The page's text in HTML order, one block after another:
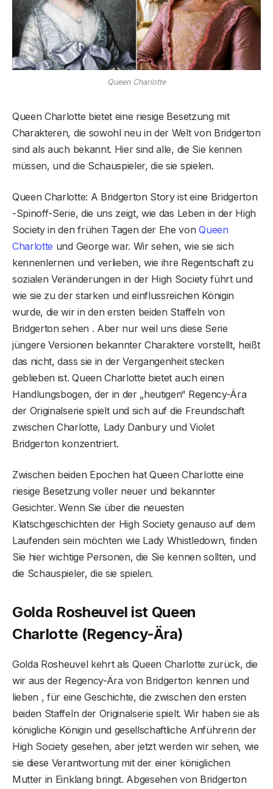
Queen Charlotte
Queen Charlotte bietet eine riesige Besetzung mit
Charakteren, die sowohl neu in der Welt von Bridgerton
sind als auch bekannt. Hier sind alle, die Sie kennen
müssen, und die Schauspieler, die sie spielen.
Queen Charlotte: A Bridgerton Story ist eine Bridgerton
-Spinoff-Serie, die uns zeigt, wie das Leben in der High
Society in den frühen Tagen der Ehe vonQueen
Charlotte und George war. Wir sehen, wie sie sich
kennenlernen und verlieben, wie ihre Regentschaft zu
sozialen Veränderungen in der High Society führt und
wie sie zu der starken und einflussreichen Königin
wurde, die wir in den ersten beiden Staffeln von
Bridgerton sehen . Aber nur weil uns diese Serie
jüngere Versionen bekannter Charaktere vorstellt, heißt
das nicht, dass sie in der Vergangenheit stecken
geblieben ist. Queen Charlotte bietet auch einen
Handlungsbogen, der in der „heutigen“ Regency-Ära
der Originalserie spielt und sich auf die Freundschaft
zwischen Charlotte, Lady Danbury und Violet
Bridgerton konzentriert.
Zwischen beiden Epochen hat Queen Charlotte eine
riesige Besetzung voller neuer und bekannter
Gesichter. Wenn Sie über die neuesten
Klatschgeschichten der High Society genauso auf dem
Laufenden sein möchten wie Lady Whistledown, finden
Sie hier wichtige Personen, die Sie kennen sollten, und
die Schauspieler, die sie spielen.
Golda Rosheuvel ist Queen
Charlotte (Regency-Ära)
Golda Rosheuvel kehrt als Queen Charlotte zurück, die
wir aus der Regency-Ära von Bridgerton kennen und
lieben , für eine Geschichte, die zwischen den ersten
beiden Staffeln der Originalserie spielt. Wir haben sie als
königliche Königin und gesellschaftliche Anführerin der
High Society gesehen, aber jetzt werden wir sehen, wie
sie diese Verantwortung mit der einer königlichen
Mutter in Einklang bringt. Abgesehen von Bridgerton